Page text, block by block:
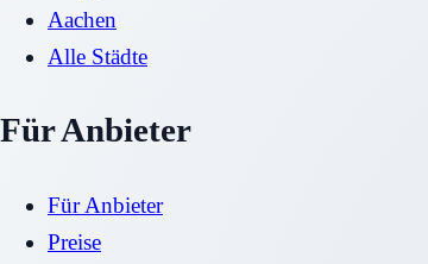
Aachen
Alle Städte
Für Anbieter
Für Anbieter
Preise